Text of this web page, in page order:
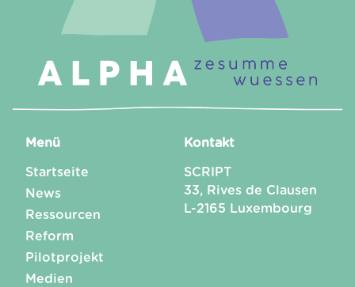
Menü
Startseite
News
Ressourcen
Reform
Pilotprojekt
Medien
Kontakt
SCRIPT
33, Rives de Clausen
L-2165 Luxembourg